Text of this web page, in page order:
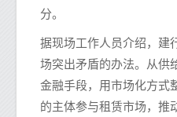
分。
据现场工作人员介绍，建
场突出矛盾的办法。从供
金融手段，用市场化方式
的主体参与租赁市场，推